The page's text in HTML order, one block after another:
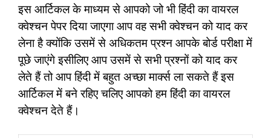
इस आर्टिकल के माध्यम से आपको जो भी हिंदी का वायरल
क्वेश्चन पेपर दिया जाएगा आप वह सभी क्वेश्चन को याद कर
लेना है क्योंकि उसमें से अधिकतम प्रश्न आपके बोर्ड परीक्षा में
पूछे जाएंगे इसीलिए आप उसमें से सभी प्रश्नों को याद कर
लेते हैं तो आप हिंदी में बहुत अच्छा मार्क्स ला सकते हैं इस
आर्टिकल में बने रहिए चलिए आपको हम हिंदी का वायरल
क्वेश्चन देते हैं।